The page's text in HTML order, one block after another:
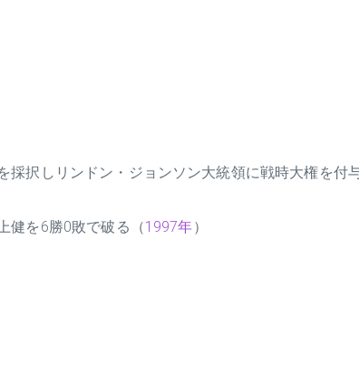
択しリンドン・ジョンソン大統領に戦時大権を付
健を6勝0敗で破る（1997年）